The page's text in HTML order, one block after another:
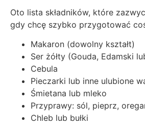
Oto lista składników, które
gdy chcę szybko przygotować
Makaron (dowolny kształt)
Ser żółty (Gouda, Edamski
Cebula
Pieczarki lub inne ulubione
Śmietana lub mleko
Przyprawy: sól, pieprz,
Chleb lub bułki